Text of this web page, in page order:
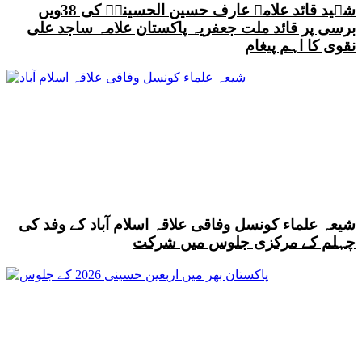
شہید قائد علامہ عارف حسین الحسینیؒ کی 38ویں
برسی پر قائد ملت جعفریہ پاکستان علامہ ساجد علی
نقوی کا اہم پیغام
شیعہ علماء کونسل وفاقی علاقہ اسلام آباد کے وفد کی
چہلم کے مرکزی جلوس میں شرکت